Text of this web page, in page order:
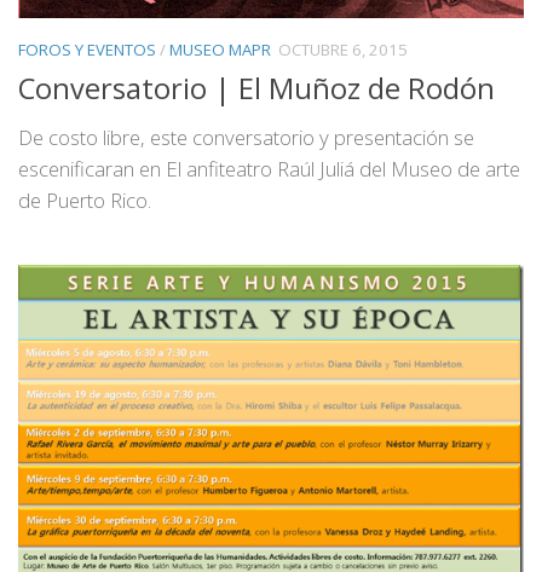
FOROS Y EVENTOS /MUSEO MAPR OCTUBRE 6, 2015
Conversatorio | El Muñoz de Rodón
De costo libre, este conversatorio y presentación se
escenificaran en El anfiteatro Raúl Juliá del Museo de arte
de Puerto Rico.